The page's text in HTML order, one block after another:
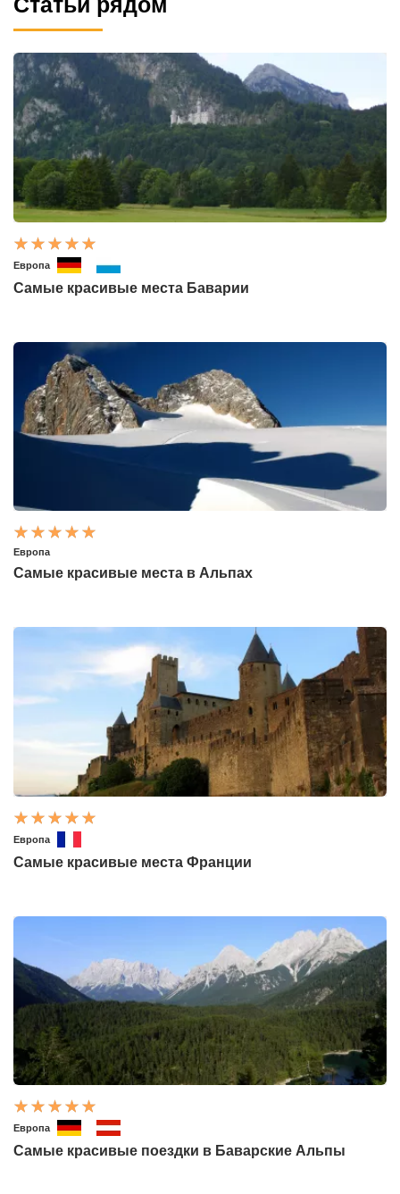
Европа
Самые красивые места Баварии
Европа
Самые красивые места в Альпах
Европа
Самые красивые места Франции
Европа
Самые красивые поездки в Баварские Альпы